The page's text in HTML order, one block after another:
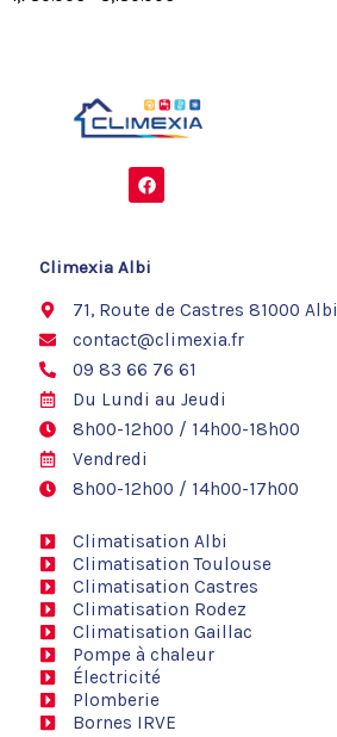
F
a
c
o
Climexia Albi
71, Route de Castres 81000 Albi
contact@climexia.fr
09 83 66 76 61
Du Lundi au Jeudi
8h00-12h00 / 14h00-18h00
Vendredi
8h00-12h00 / 14h00-17h00
Climatisation Albi
Climatisation Toulouse
Climatisation Castres
Climatisation Rodez
Climatisation Gaillac
Pompe à chaleur
Électricité
Plomberie
Bornes IRVE